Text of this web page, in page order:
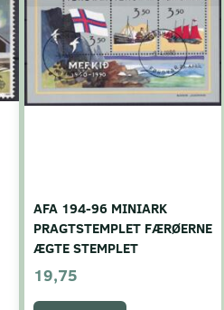
AFA 194-96 MINIARK
PRAGTSTEMPLET FÆRØERNE
ÆGTE STEMPLET
19,75